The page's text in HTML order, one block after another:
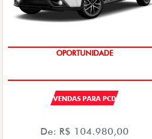
OPORTUNIDADE
VENDAS PARA PCD
De: R$ 104.980,00